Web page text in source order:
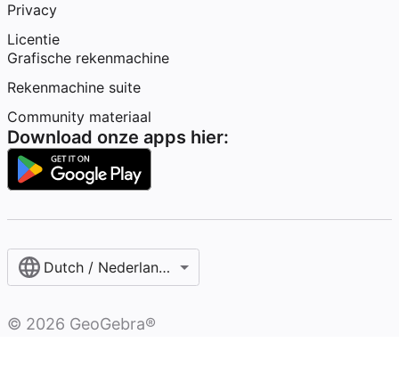
Privacy
Licentie
Grafische rekenmachine
Rekenmachine suite
Community materiaal
Download onze apps hier:
Dutch / Nederlands‎ (België)‎
© 2026 GeoGebra®